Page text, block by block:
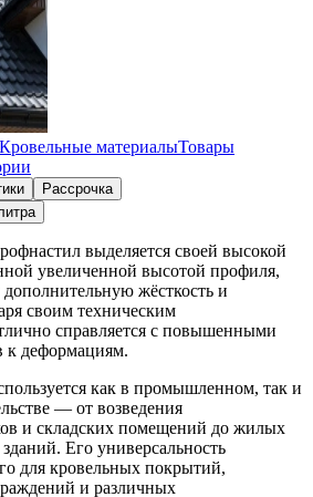
Кровельные материалыТовары
Рассрочка
выделяется своей высокой
увеличенной высотой профиля,
жёсткость и
своим техническим
справляется с повышенными
к деформациям.
как в промышленном, так и
— от возведения
и складских помещений до жилых
Его универсальность
для кровельных покрытий,
и различных